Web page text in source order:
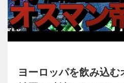
ヨーロッパを飲み込